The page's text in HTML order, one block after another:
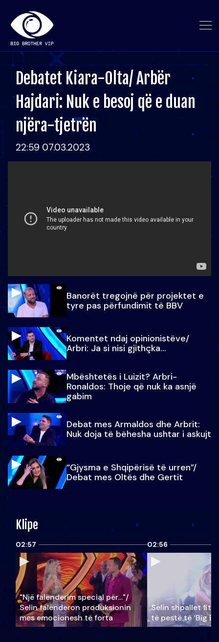
Debatet Kiara-Olta/ Arbër
Hajdari: Nuk e besoj që e duan
njëra-tjetrën
22:59 07.03.2023
Banorët tregojnë për projektet e
tyre pas përfundimit të BBV
Komentet ndaj opinionistëve/
Arbri: Ja si nisi gjithçka…
Mbështetës i Luizit? Arbri-
Ronaldos: Thoje që nuk ka asnjë
gabim
Debat mes Armaldos dhe Arbrit:
Nuk doja të bëhesha ushtar i askujt
“Gjysma e Shqipërisë të urren”/
Debat mes Oltës dhe Gertit
Klipe
02:57
"Një falenderim special për…"/
Selin falënderon produksionin
mes emocionesh të forta
02:56
Selin shpallet
të pestë të ‘Big